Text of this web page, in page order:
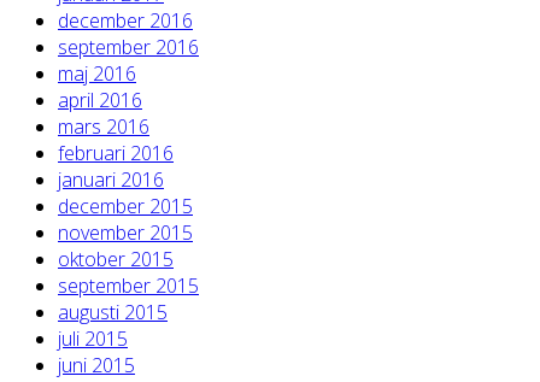
december 2016
september 2016
maj 2016
april 2016
mars 2016
februari 2016
januari 2016
december 2015
november 2015
oktober 2015
september 2015
augusti 2015
juli 2015
juni 2015